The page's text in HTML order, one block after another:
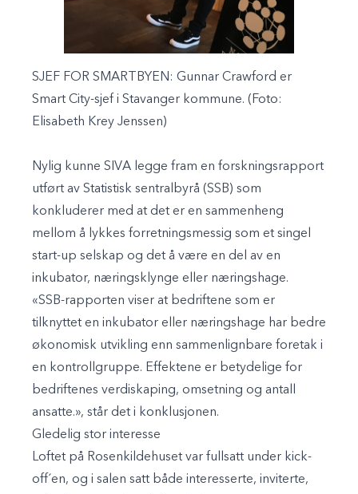
SJEF FOR SMARTBYEN: Gunnar Crawford er
Smart City-sjef i Stavanger kommune. (Foto:
Elisabeth Krey Jenssen)
Nylig kunne SIVA legge fram en forskningsrapport
utført av Statistisk sentralbyrå (SSB) som
konkluderer med at det er en sammenheng
mellom å lykkes forretningsmessig som et singel
start-up selskap og det å være en del av en
inkubator, næringsklynge eller næringshage.
«SSB-rapporten viser at bedriftene som er
tilknyttet en inkubator eller næringshage har bedre
økonomisk utvikling enn sammenlignbare foretak i
en kontrollgruppe. Effektene er betydelige for
bedriftenes verdiskaping, omsetning og antall
ansatte.», står det i konklusjonen.
Gledelig stor interesse
Loftet på Rosenkildehuset var fullsatt under kick-
off´en, og i salen satt både interesserte, inviterte,